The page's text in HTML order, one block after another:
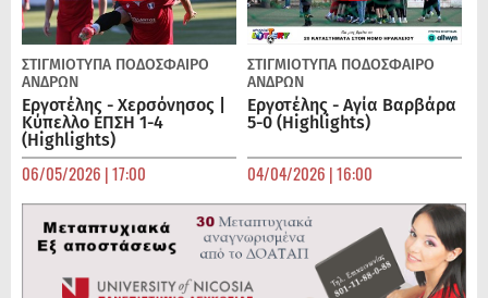
ΣΤΙΓΜΙΟΤΥΠΑ ΠΟΔΌΣΦΑΙΡΟ
ΑΝΔΡΏΝ
Εργοτέλης - Χερσόνησος |
Κύπελλο ΕΠΣΗ 1-4
(Highlights)
06/05/2026 | 17:00
ΣΤΙΓΜΙΟΤΥΠΑ ΠΟΔΌΣΦΑΙΡΟ
ΑΝΔΡΏΝ
Εργοτέλης - Αγία Βαρβάρα
5-0 (Highlights)
04/04/2026 | 16:00